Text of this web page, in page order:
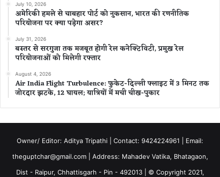
July 10, 2026
अमेरिकी हमले से चाबहार पोर्ट को नुकसान, भारत की रणनीतिक
परियोजना पर क्या पड़ेगा असर?
July 31, 2026
बस्तर से सरगुजा तक मजबूत होगी रेल कनेक्टिविटी, प्रमुख रेल
परियोजनाओं को मिलेगी रफ्तार
August 4, 2026
Air India Flight Turbulence: फुकेट-दिल्ली फ्लाइट में 3 मिनट तक
जोरदार झटके, 12 घायल; यात्रियों में मची चीख-पुकार
Owner/ Editor: Aditya Tripathi | Contact: 9424224961 | Email:
theguptchar@gmail.com | Address: Mahadev Vatika, Bhatagaon,
Dist - Raipur, Chhattisgarh - Pin - 492013 | © Copyright 2021,